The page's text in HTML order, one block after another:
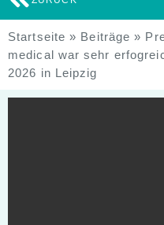
Startseite » Beiträge »
medical war sehr
2026 in Leipzig